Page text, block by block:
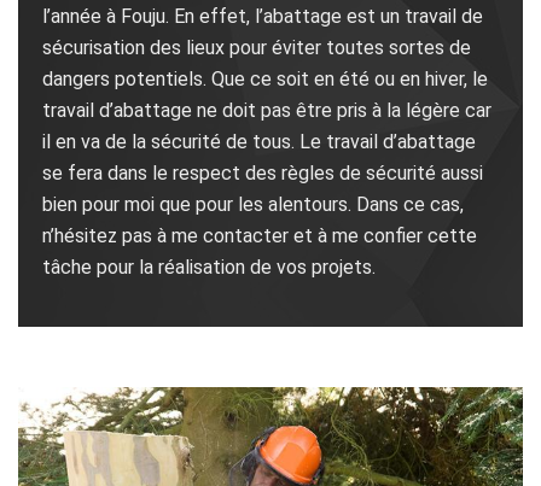
l’année à Fouju. En effet, l’abattage est un travail de
sécurisation des lieux pour éviter toutes sortes de
dangers potentiels. Que ce soit en été ou en hiver, le
travail d’abattage ne doit pas être pris à la légère car
il en va de la sécurité de tous. Le travail d’abattage
se fera dans le respect des règles de sécurité aussi
bien pour moi que pour les alentours. Dans ce cas,
n’hésitez pas à me contacter et à me confier cette
tâche pour la réalisation de vos projets.